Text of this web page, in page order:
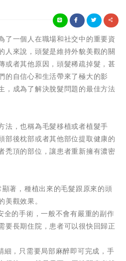
了一個人在職場和社交中的重要資
人來說，頭髮是維持外貌美觀的關
或者其他原因，頭髮稀疏掉髮，甚
的自信心和生活帶來了極大的影
，成為了解決脫髮問題的最佳方法
法，也稱為毛髮移植或者植髮手
部後枕部或者其他部位提取健康的
禿頂的部位，讓患者重新擁有濃密
著，種植出來的毛髮跟原來的頭
觀效果。
全的手術，一般不會有嚴重的副作
要長期住院，患者可以很快回歸正
細，只需要局部麻醉即可完成，手